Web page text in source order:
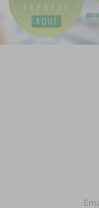
Contacto
Boletín